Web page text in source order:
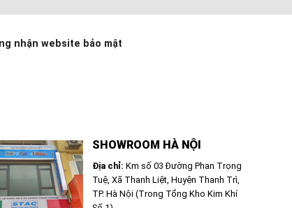
nhận website bảo mật
SHOWROOM HÀ NỘI
Địa chỉ: Km số 03 Đường Phan Trọng
Tuệ, Xã Thanh Liệt, Huyện Thanh Trì,
TP. Hà Nội (Trong Tổng Kho Kim Khí